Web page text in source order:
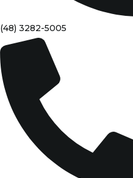
(48) 3282-5005